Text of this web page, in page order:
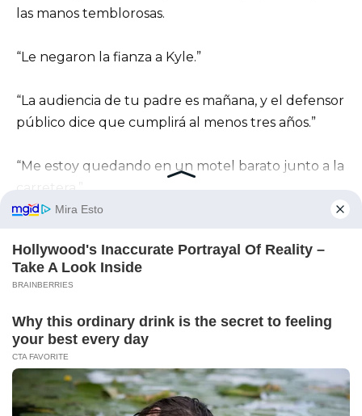
las manos temblorosas.
“Le negaron la fianza a Kyle.”
“La audiencia de tu padre es mañana, y el defensor
público dice que cumplirá al menos tres años.”
“Me estoy quedando en un motel barato junto a la
“Por favor, Austin… tienes millones.”
“Compra la casa de nuevo para mí.”
“Dale a tu madre un lugar donde dormir.”
Con suavidad, pero con firmeza, retiré sus manos